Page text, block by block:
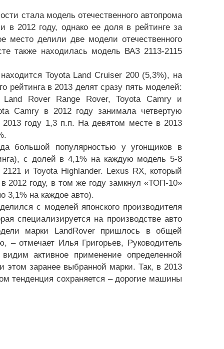
стала модель отечественного автопрома
2012 году, однако ее доля в рейтинге за
делили две модели отечественного
также находилась модель ВАЗ 2113-2115
Toyota Land Cruiser 200 (5,3%), на
рейтинга в 2013 делят сразу пять моделей:
Rover Range Rover, Toyota Camry и
Camry в 2012 году занимала четвертую
году 1,3 п.п. На девятом месте в 2013
большой популярностью у угонщиков в
с долей в 4,1% на каждую модель 5-8
и Toyota Highlander. Lexus RX, который
2012 году, в том же году замкнул «ТОП-10»
3,1% на каждое авто).
с моделей японского производителя
специализируется на производстве авто
марки LandRoverпришлось в общей
отмечает Илья Григорьев, Руководитель
активное применение определенной
этом заранее выбранной марки. Так, в 2013
тенденция сохраняется – дорогие машины